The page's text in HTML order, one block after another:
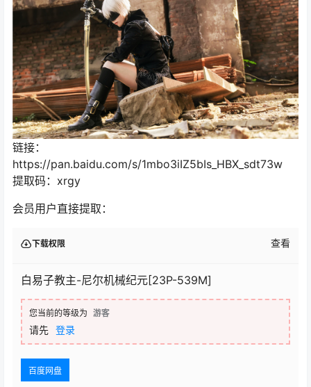
链接：
https://pan.baidu.com/s/1mbo3iIZ5bIs_HBX_sdt73w
提取码：xrgy
会员用户直接提取：
下载权限 查看
白易子教主-尼尔机械纪元[23P-539M]
您当前的等级为 游客
请先 登录
百度网盘